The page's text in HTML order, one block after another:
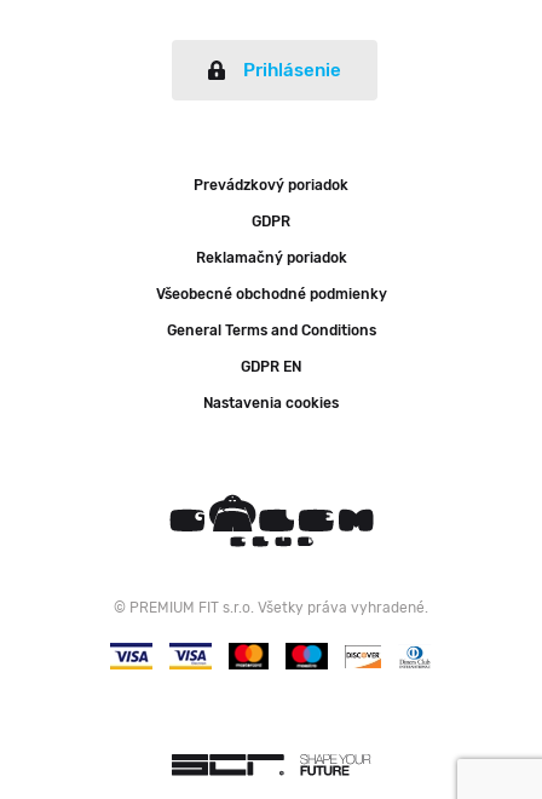
Prihlásenie
Prevádzkový poriadok
GDPR
Reklamačný poriadok
Všeobecné obchodné podmienky
General Terms and Conditions
GDPR EN
Nastavenia cookies
© PREMIUM FIT s.r.o. Všetky práva vyhradené.